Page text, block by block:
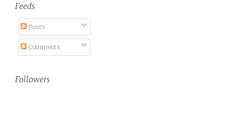
Feeds
Posts
Comments
Followers